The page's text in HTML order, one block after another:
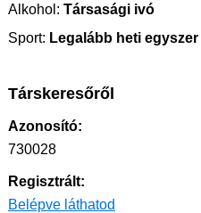
Alkohol: Társasági ivó
Sport: Legalább heti egyszer
Társkeresőről
Azonosító:
730028
Regisztrált:
Belépve láthatod